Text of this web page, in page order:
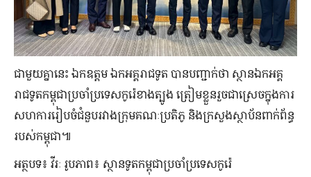
ជាមួយគ្នានេះ ឯកឧត្តម ឯកអគ្គរាជទូត បានបញ្ជាក់ថា ស្ថានឯកអគ្គ
រាជទូតកម្ពុជាប្រចាំប្រទេសកូរ៉េខាងត្បូង ត្រៀមខ្លួនរួចជាស្រេចក្នុងការ
សហការរៀបចំជំនួបរវាងក្រុមគណៈប្រតិភូ និងក្រសួងស្ថាប័នពាក់ព័ន្ធ
របស់កម្ពុជា៕​
អត្ថបទ៖ វីរៈ រូបភាព៖ ស្ថានទូតកម្ពុជាប្រចាំប្រទេសកូរ៉េ